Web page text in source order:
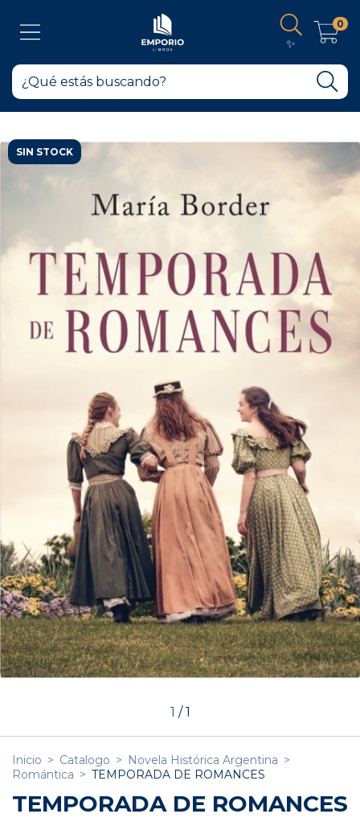
✨
0
SIN STOCK
1 /1
Inicio > Catalogo > Novela Histórica Argentina >
Romántica > TEMPORADA DE ROMANCES
TEMPORADA DE ROMANCES